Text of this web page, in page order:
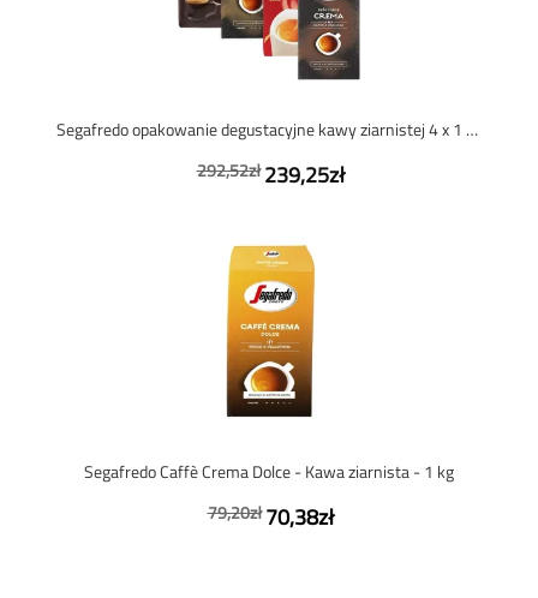
Segafredo opakowanie degustacyjne kawy ziarnistej 4 x 1 kg
239,25zł
292,52zł
Segafredo Caffè Crema Dolce - Kawa ziarnista - 1 kg
79,20zł 70,38zł